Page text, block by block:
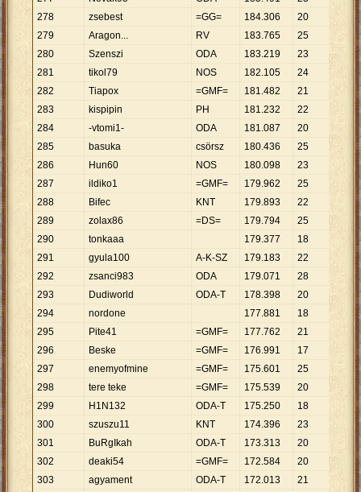
278
zsebest =GG= 184.306 20
215
279
Aragon... RV 183.765 25 . 351
280
Szenszi ODA 183.219 23 7
966
281
tikol79 NOS 182.105 24 7
588
282
Tiapox =GMF= 181.482 21
642
283
kispipin PH 181.232 22 8.
238
284
-vtomi1- ODA 181.087 20 9
054
285
basuka csörsz 180.436 25
217
286
Hun60 NOS 180.098 23 .
830
287
ildiko1 =GMF= 179.962 25
288
Bifec KNT 179.893 22
177
289
zolax86 =DS= 179.794 25
192
290
tonkaaa 179.377 18 . 965
291
gyula100 A-K-SZ 179.183 22
145
292
zsanci983 ODA 179.071 28 .
293
Dudiworld ODA-T 178.398 20 8
920
294
nordone 177.881 18 9
882
295
Pite41 =GMF= 177.762 21
465
296
Beske =GMF= 176.991 17 10
297
enemyofmine =GMF= 175.601 25 7
024
298
tere teke =GMF= 175.539 20
777
299
H1N132 ODA-T 175.250 18 .
736
300
szuszu11 KNT 174.396 23
582
301
BuRgIkah ODA-T 173.313 20
302
deaki54 =GMF= 172.584 20
629
303
agyament ODA-T 172.013 21 . 191